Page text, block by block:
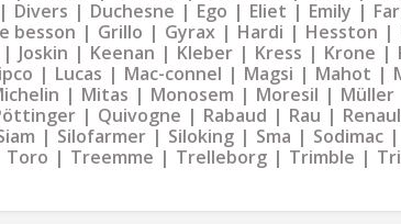
Divers Duchesne Ego Eliet Emily
besson Grillo Gyrax Hardi Hesston
Joskin Keenan Kleber Kress Krone
Lucas Mac-connel Magsi Mahot
Mitas Monosem Moresil Müller
Quivogne Rabaud Rau
Silofarmer Siloking Sma Sodimac
Toro Treemme Trelleborg Trimble